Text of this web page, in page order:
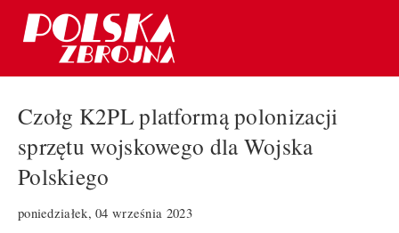
Czołg K2PL platformą polonizacji
sprzętu wojskowego dla Wojska
Polskiego
poniedziałek, 04 września 2023